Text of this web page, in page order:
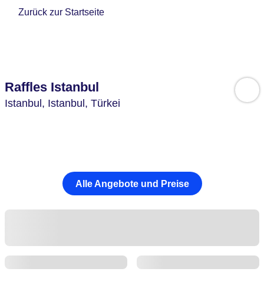
Zurück zur Startseite
Raffles Istanbul
Istanbul, Istanbul, Türkei
Alle Angebote und Preise